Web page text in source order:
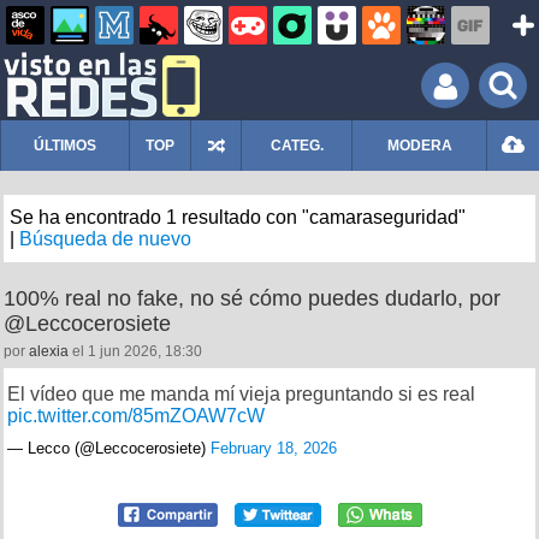
ÚLTIMOS TOP CATEG. MODERA
Se ha encontrado 1 resultado con "camaraseguridad"
Búsqueda de nuevo
100% real no fake, no sé cómo puedes dudarlo, por
@Leccocerosiete
por alexia el 1 jun 2026, 18:30
El vídeo que me manda mí vieja preguntando si es real
pic.twitter.com/85mZOAW7cW
— Lecco (@Leccocerosiete) February 18, 2026